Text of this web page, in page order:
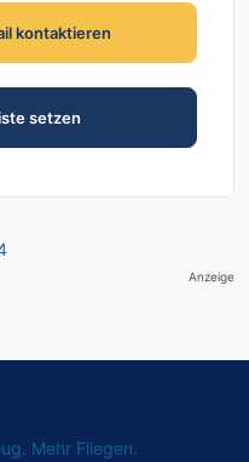
kontaktieren
setzen
Anzeige